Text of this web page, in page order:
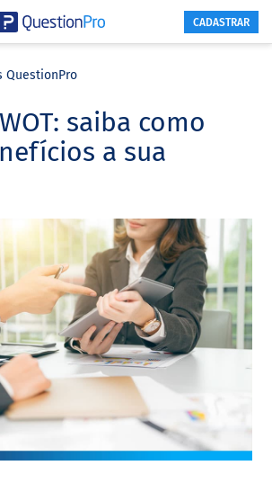
CADASTRAR
QuestionPro
saiba como
a sua